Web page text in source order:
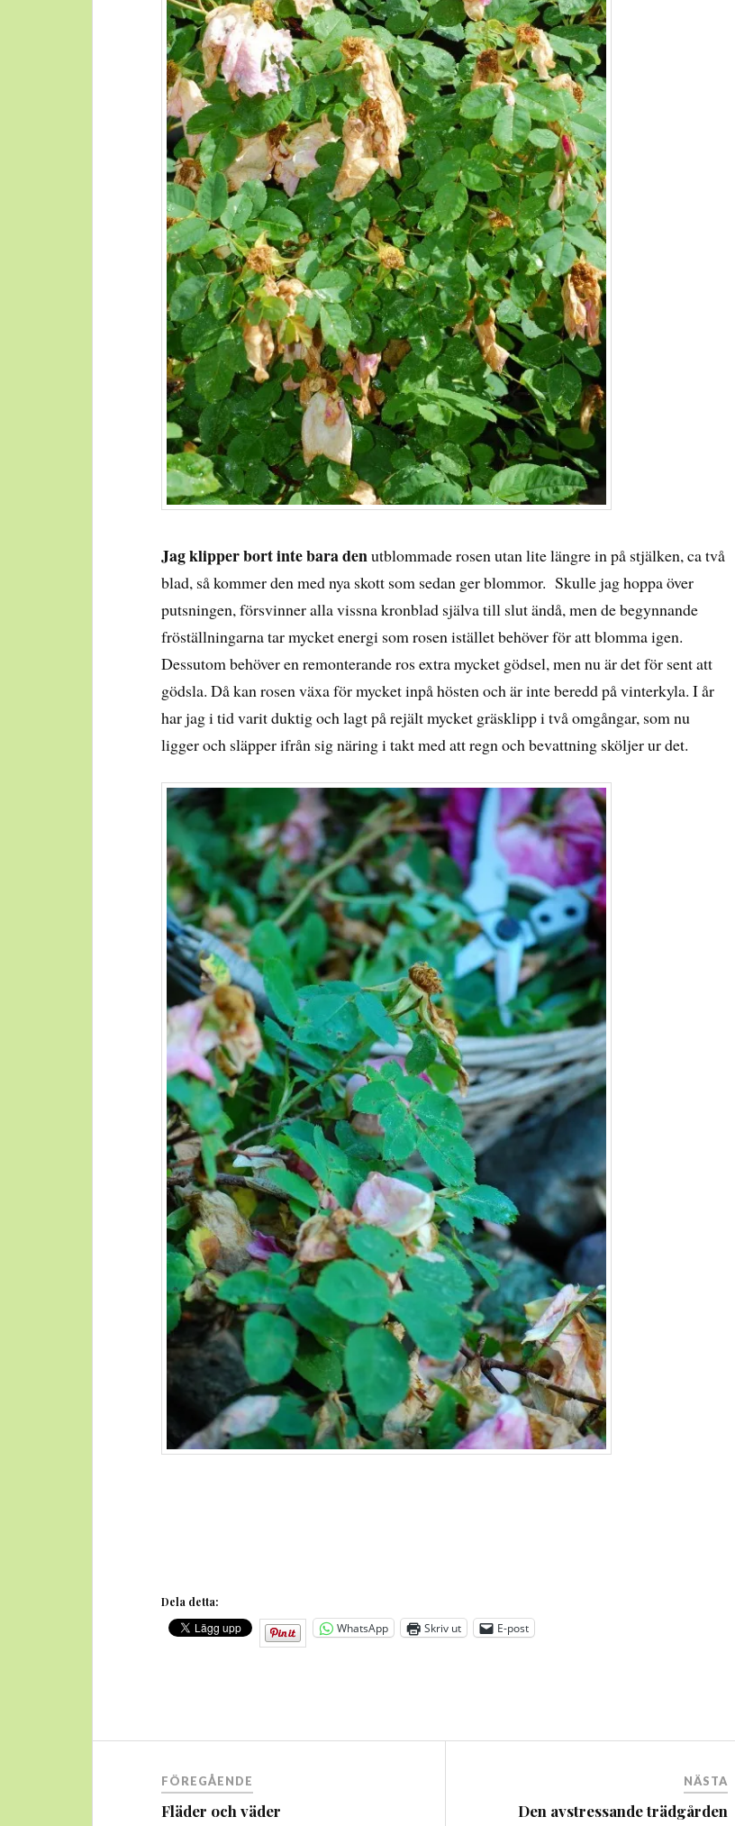
Jag klipper bort inte bara denutblommade rosen utan lite längre in på stjälken, ca två
blad, så kommer den med nya skott som sedan ger blommor. Skulle jag hoppa över
putsningen, försvinner alla vissna kronblad själva till slut ändå, men de begynnande
fröställningarna tar mycket energi som rosen istället behöver för att blomma igen.
Dessutom behöver en remonterande ros extra mycket gödsel, men nu är det för sent att
gödsla. Då kan rosen växa för mycket inpå hösten och är inte beredd på vinterkyla. I år
har jag i tid varit duktig och lagt på rejält mycket gräsklipp i två omgångar, som nu
ligger och släpper ifrån sig näring i takt med att regn och bevattning sköljer ur det.
Dela detta:
WhatsApp Skriv ut E-post
FÖREGÅENDE
Fläder och väder
NÄSTA
Den avstressande trädgården